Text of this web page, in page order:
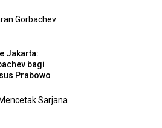
Jakarta:
bagi
Prabowo